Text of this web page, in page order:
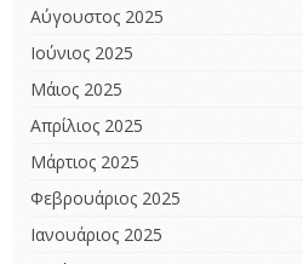
Αύγουστος 2025
Ιούνιος 2025
Μάιος 2025
Απρίλιος 2025
Μάρτιος 2025
Φεβρουάριος 2025
Ιανουάριος 2025